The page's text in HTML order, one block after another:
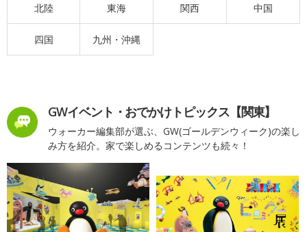
北陸 東海 関西 中国
四国 九州・沖縄
GWイベント・おでかけトピックス【関東】
ウォーカー編集部が選ぶ、GW(ゴールデンウィーク)の楽し
み方を紹介。家で楽しめるコンテンツも続々！